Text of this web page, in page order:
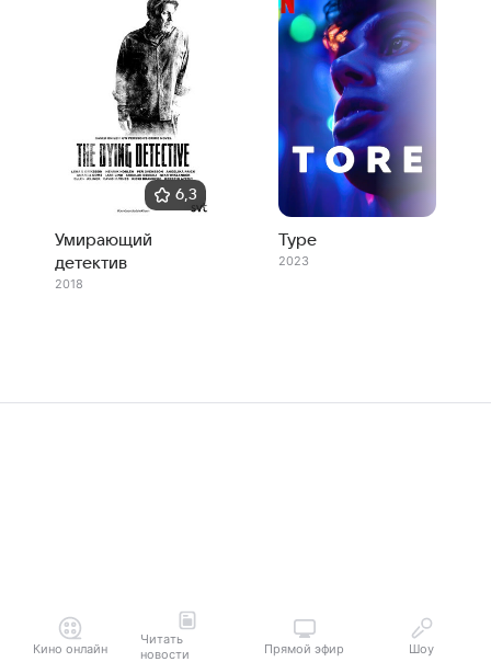
6,3
Умирающий
детектив
2018
Туре
2023
Кино онлайн
Читать
новости
Прямой эфир Шоу